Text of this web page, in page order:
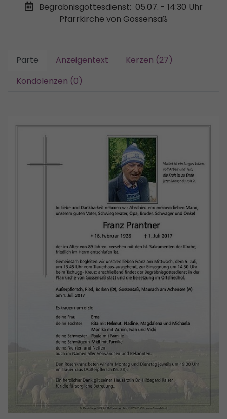
Begräbnisgottesdienst: 05.07. - 14:30 Uhr
Pfarrkirche von Gossensaß
Parte Anzeigentext
Kerzen (27)
Kondolenzen (0)